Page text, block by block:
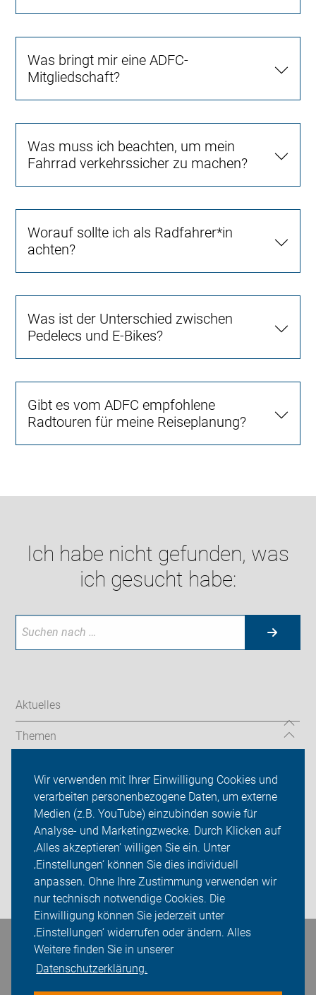
Wir verwenden mit Ihrer Einwilligung Cookies und
verarbeiten personenbezogene Daten, um externe
Medien (z.B. YouTube) einzubinden sowie für
Analyse- und Marketingzwecke. Durch Klicken auf
‚Alles akzeptieren‘ willigen Sie ein. Unter
‚Einstellungen‘ können Sie dies individuell
anpassen. Ohne Ihre Zustimmung verwenden wir
nur technisch notwendige Cookies. Die
Einwilligung können Sie jederzeit unter
‚Einstellungen‘ widerrufen oder ändern. Alles
Weitere finden Sie in unserer
Datenschutzerklärung.
Was bringt mir eine ADFC-
Mitgliedschaft?
Was muss ich beachten, um mein
Fahrrad verkehrssicher zu machen?
Worauf sollte ich als Radfahrer*in
achten?
Was ist der Unterschied zwischen
Pedelecs und E-Bikes?
Gibt es vom ADFC empfohlene
Radtouren für meine Reiseplanung?
Ich habe nicht gefunden, was
ich gesucht habe:
Aktuelles
Themen
ADFC Lüdinghausen
Sei dabei
Presse
Bleiben Sie in Kontakt